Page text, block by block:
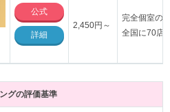
公式
詳細
2,450円～
完全個室の
全国に70店
グの評価基準